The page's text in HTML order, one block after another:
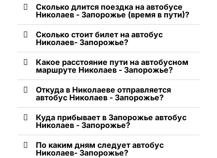
Сколько длится поездка на автобусе
Николаев - Запорожье (время в пути)?
Сколько стоит билет на автобус
Николаев- Запорожье?
Какое расстояние пути на автобусном
маршруте Николаев - Запорожье?
Откуда в Николаеве отправляется
автобус Николаев - Запорожье?
Куда прибывает в Запорожье автобус
Николаев - Запорожье?
По каким дням следует автобус
Николаев- Запорожье?